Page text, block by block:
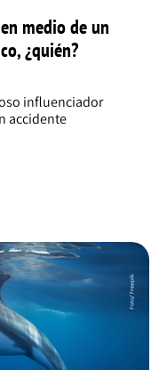
medio de un
¿quién?
influenciador
accidente